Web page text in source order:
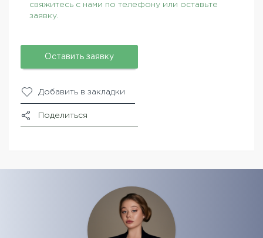
свяжитесь с нами по телефону или оставьте
заявку.
Оставить заявку
Добавить в закладки
Поделиться